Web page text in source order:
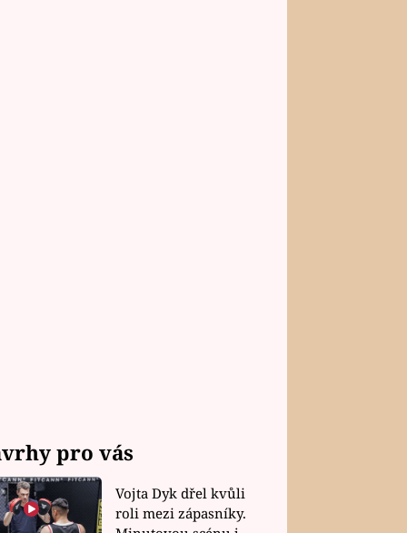
pro vás
Vojta Dyk dřel kvůli
roli mezi zápasníky.